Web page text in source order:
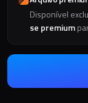
Disponível
se premium